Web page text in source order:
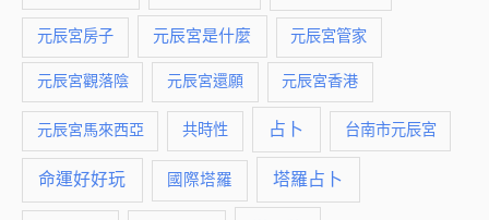
元辰宮房子 元辰宮是什麼 元辰宮管家
元辰宮觀落陰 元辰宮還願 元辰宮香港
元辰宮馬來西亞 共時性 占卜 台南市元辰宮
命運好好玩 國際塔羅 塔羅占卜